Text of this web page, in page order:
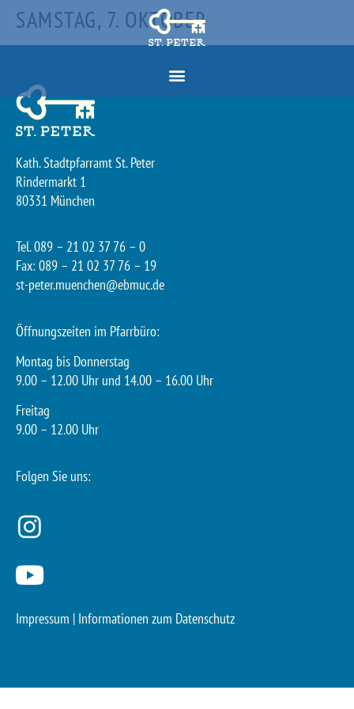
SAMSTAG, 7. OKTOBER
Kath. Stadtpfarramt St. Peter
Rindermarkt 1
80331 München
Tel. 089 – 21 02 37 76 – 0
Fax: 089 – 21 02 37 76 – 19
st-peter.muenchen@ebmuc.de
Öffnungszeiten im Pfarrbüro:
Montag bis Donnerstag
9.00 – 12.00 Uhr und 14.00 – 16.00 Uhr
Freitag
9.00 – 12.00 Uhr
Folgen Sie uns:
Impressum | Informationen zum Datenschutz